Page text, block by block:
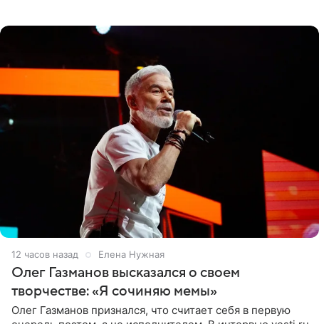
12 часов назад Елена Нужная
Олег Газманов высказался о своем
творчестве: «Я сочиняю мемы»
Олег Газманов признался, что считает себя в первую